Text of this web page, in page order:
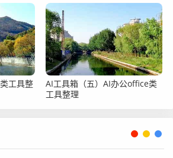
工具整
AI工具箱（五）AI办公office类
工具整理